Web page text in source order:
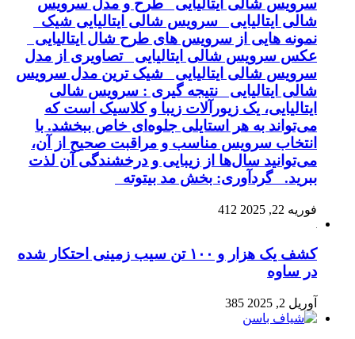
سرویس شالی ایتالیایی طرح و مدل سرویس
شالی ایتالیایی سرویس شالی ایتالیایی شیک
نمونه هایی از سرویس های طرح شال ایتالیایی
عکس سرویس شالی ایتالیایی تصاویری از مدل
سرویس شالی ایتالیایی شیک ترین مدل سرویس
شالی ایتالیایی نتیجه گیری : سرویس شالی
ایتالیایی، یک زیورآلات زیبا و کلاسیک است که
می‌تواند به هر استایلی جلوه‌ای خاص ببخشد. با
انتخاب سرویس مناسب و مراقبت صحیح از آن،
می‌توانید سال‌ها از زیبایی و درخشندگی آن لذت
ببرید. گردآوری: بخش مد بیتوته
فوریه 22, 2025 412
کشف یک هزار و ۱۰۰ تن سیب زمینی احتکار شده
در ساوه
آوریل 2, 2025 385